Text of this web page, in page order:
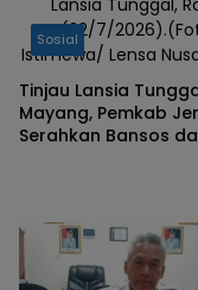
(22/7/
Istimewa/ Lensa
Sosial
Tinjau Lansia
Mayang, Pemkab
Serahkan Bansos